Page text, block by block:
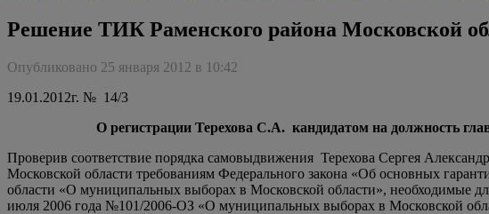
Решение ТИК Раменского района Московской
Опубликовано 25 января 2012 в 10:42
19.01.2012г. № 14/3
О регистрации Терехова С.А. кандидатом на должность
Проверив соответствие порядка самовыдвижения Терехова Сергея
Московской области требованиям Федерального закона «Об основных
области «О муниципальных выборах в Московской области», необходимые
июля 2006 года №101/2006-ОЗ «О муниципальных выборах в Московской